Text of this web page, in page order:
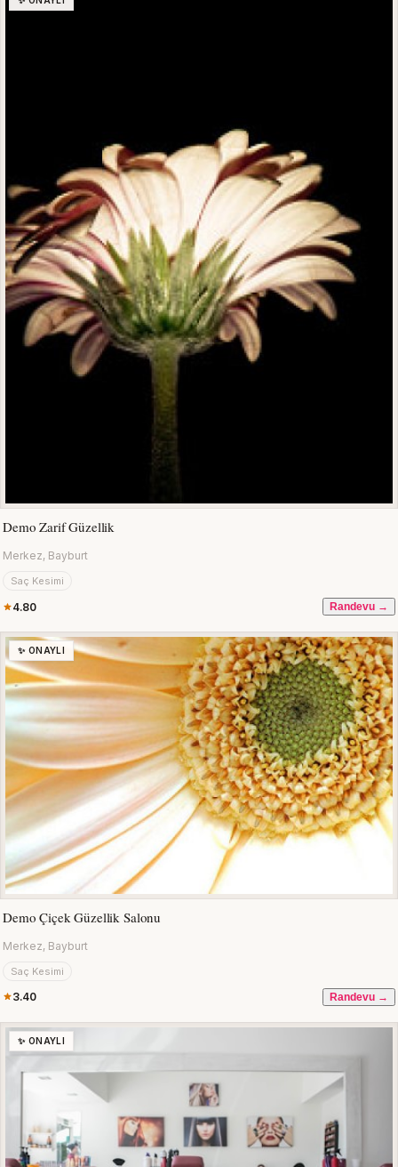
Demo Zarif Güzellik
Merkez, Bayburt
Saç Kesimi
4.80 Randevu →
✨ ONAYLI
Demo Çiçek Güzellik Salonu
Merkez, Bayburt
Saç Kesimi
3.40 Randevu →
✨ ONAYLI